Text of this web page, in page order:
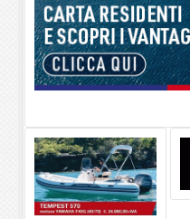
Marina di Campo tra i porti